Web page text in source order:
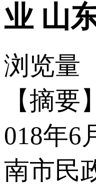
业 山
浏览量
【摘要】
018年6
南市民